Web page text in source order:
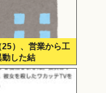
25）、営業から工
動した結